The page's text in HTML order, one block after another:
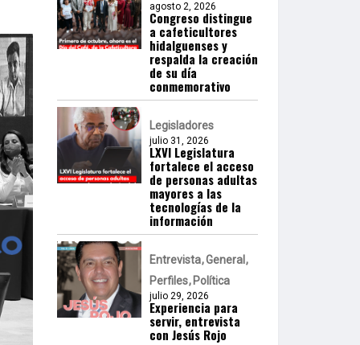
agosto 2, 2026
Congreso distingue
a cafeticultores
hidalguenses y
respalda la creación
de su día
conmemorativo
Legisladores
julio 31, 2026
LXVI Legislatura
fortalece el acceso
de personas adultas
mayores a las
tecnologías de la
información
Entrevista General
Perfiles Política
julio 29, 2026
Experiencia para
servir, entrevista
con Jesús Rojo